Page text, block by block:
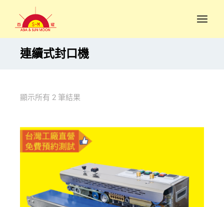
連續式封口機
顯示所有 2 筆結果